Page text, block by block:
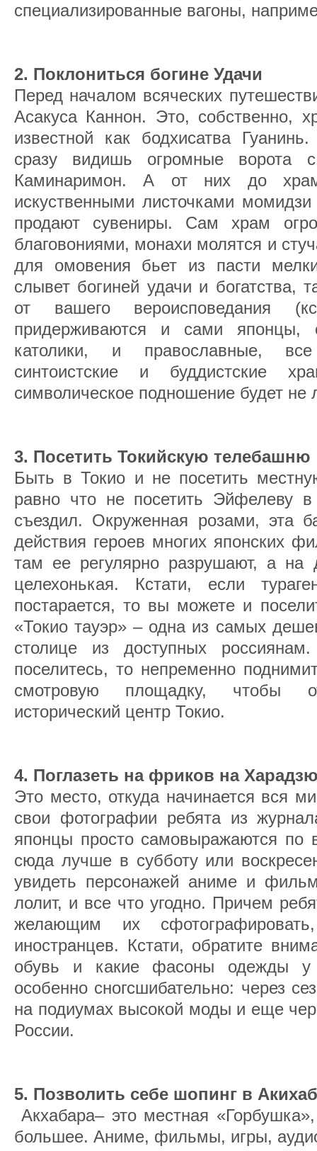
специализированные вагоны,
2. Поклониться богине Удачи
Перед началом всяческих
Асакуса Каннон. Это, собственно,
известной как бодхисатва
сразу видишь огромные
Каминаримон. А от них до
искуственными листочками
продают сувениры. Сам храм
благовониями, монахи молятся и
для омовения бьет из пасти
слывет богиней удачи и богатства,
от вашего вероисповедания
придерживаются и сами японцы,
католики, и православные,
синтоистские и буддистские
символическое подношение будет
3. Посетить Токийскую телебашню
Быть в Токио и не посетить
равно что не посетить Эйфелеву
съездил. Окруженная розами, эта
действия героев многих японских
там ее регулярно разрушают, а на
целехонькая. Кстати, если
постарается, то вы можете и
«Токио тауэр» – одна из самых
столице из доступных
поселитесь, то непременно
смотровую площадку, чтобы
исторический центр Токио.
4. Поглазеть на фриков на
Это место, откуда начинается вся
свои фотографии ребята из
японцы просто самовыражаются по
сюда лучше в субботу или
увидеть персонажей аниме и
лолит, и все что угодно. Причем
желающим их
иностранцев. Кстати, обратите
обувь и какие фасоны одежды у
особенно сногсшибательно: через
на подиумах высокой моды и еще
России.
5. Позволить себе шопинг в
Акхабара– это местная
большее. Аниме, фильмы, игры,